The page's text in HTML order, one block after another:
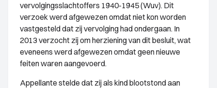
vervolgingsslachtoffers 1940-1945 (Wuv). Dit
verzoek werd afgewezen omdat niet kon worden
vastgesteld dat zij vervolging had ondergaan. In
2013 verzocht zij om herziening van dit besluit, wat
eveneens werd afgewezen omdat geen nieuwe
feiten waren aangevoerd.
Appellante stelde dat zij als kind blootstond aan